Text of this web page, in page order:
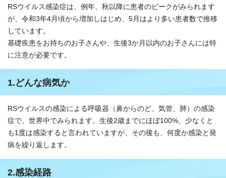
RSウイルス感染症は、例年、秋以降に患者のピークがみられます
が、令和3年4月頃から増加しはじめ、5月はより多い患者数で推移
しています。
基礎疾患をお持ちのお子さんや、生後3か月以内のお子さんには特
に注意が必要です。
1.どんな病気か
RSウイルスの感染による呼吸器（鼻からのど、気管、肺）の感染
症で、世界中でみられます。生後2歳までにほぼ100%、少なくと
も1度は感染すると言われていますが、その後も、何度か感染と発
病を繰り返します。
2.感染経路